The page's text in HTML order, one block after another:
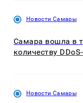
Новости Самары
Самара вошла в
количеству
Новости Самары